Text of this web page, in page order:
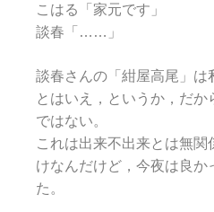
こはる「家元です」
談春「……」
談春さんの「紺屋高尾」は
とはいえ，というか，だ
ではない。
これは出来不出来とは無
けなんだけど，今夜は良か
た。